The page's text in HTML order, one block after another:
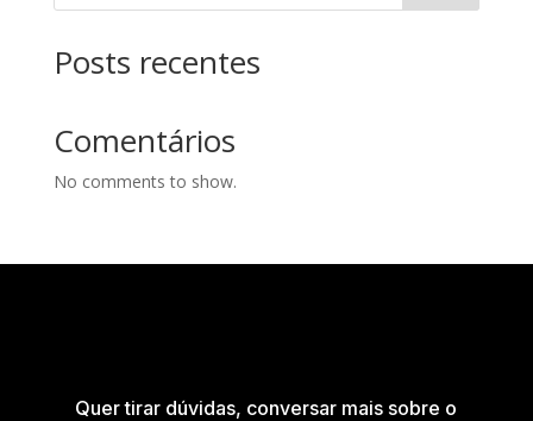
Posts recentes
Comentários
No comments to show.
Quer tirar dúvidas, conversar mais sobre o